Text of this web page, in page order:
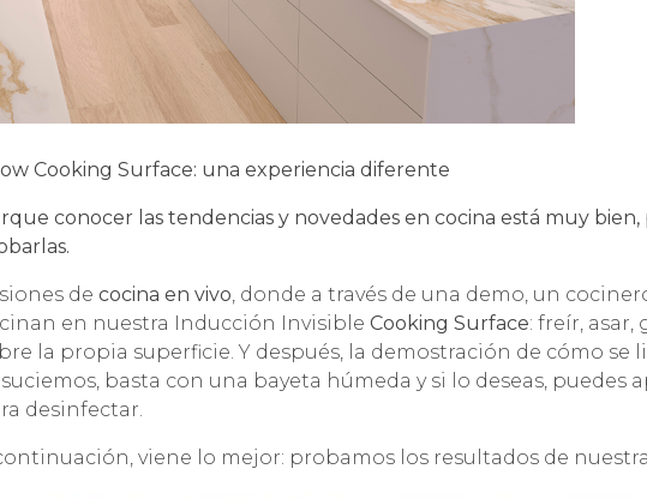
Cooking Surface: una experiencia diferente
conocer las tendencias y novedades en cocina está muy
decocina en vivo, donde a través de una demo, un
en nuestra Inducción InvisibleCooking Surface: freír, asar,
la propia superficie. Y después, la demostración de cómo se
basta con una bayeta húmeda y si lo deseas, puedes
desinfectar.
viene lo mejor: probamos los resultados de